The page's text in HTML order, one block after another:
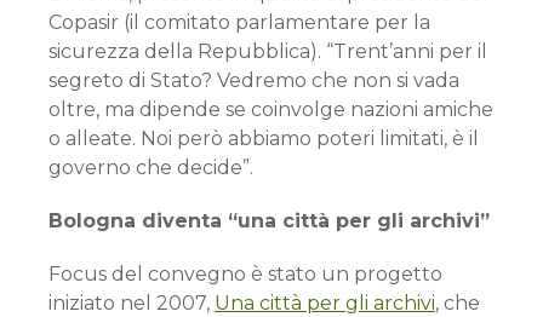
Copasir (il comitato parlamentare per la
sicurezza della Repubblica). “Trent’anni per il
segreto di Stato? Vedremo che non si vada
oltre, ma dipende se coinvolge nazioni amiche
o alleate. Noi però abbiamo poteri limitati, è il
governo che decide”.
Bologna diventa “una città per gli archivi”
Focus del convegno è stato un progetto
iniziato nel 2007, Una città per gli archivi, che